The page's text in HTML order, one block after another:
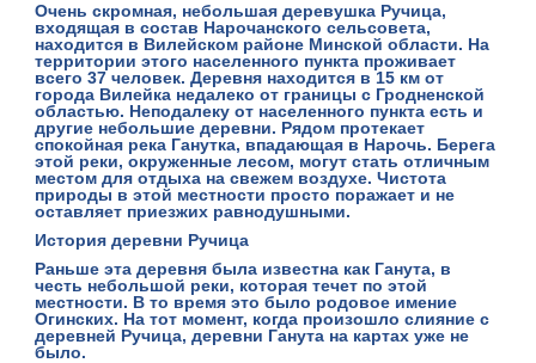
Очень скромная, небольшаядеревушка Ручица,
входящая в состав Нарочанского сельсовета,
находится в Вилейском районе Минской области. На
территории этого населенного пункта проживает
всего 37 человек. Деревня находится в 15 км от
города Вилейка недалеко от границы с Гродненской
областью. Неподалеку от населенного пункта есть и
другие небольшие деревни. Рядом протекает
спокойная река Ганутка, впадающая в Нарочь. Берега
этой реки, окруженные лесом, могут стать отличным
местом для отдыха на свежем воздухе. Чистота
природы в этой местности просто поражает и не
оставляет приезжих равнодушными.
История деревни Ручица
Раньше эта деревня была известна как Ганута, в
честь небольшой реки, которая течет по этой
местности. В то время это было родовое имение
Огинских. На тот момент, когда произошло слияние с
деревней Ручица, деревни Ганута на картах уже не
было.